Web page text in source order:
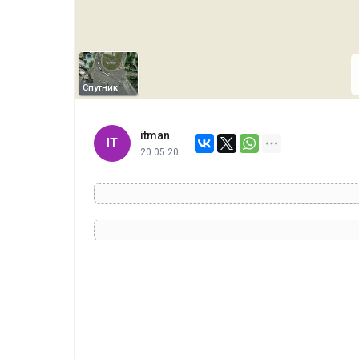
Спутник
IT
itman
20.05.20